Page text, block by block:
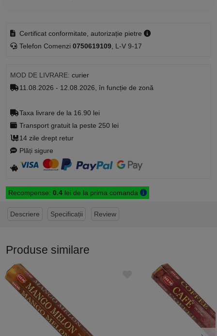
Certificat conformitate, autorizație pietre
Telefon Comenzi 0750619109, L-V 9-17
MOD DE LIVRARE: curier
11.08.2026 - 12.08.2026, în funcție de zonă
Taxa livrare de la 16.90 lei
Transport gratuit la peste 250 lei
14 zile drept retur
Plăți sigure
Recompense: 0.4lei de la prima comanda
Descriere Specificații Review
Produse similare